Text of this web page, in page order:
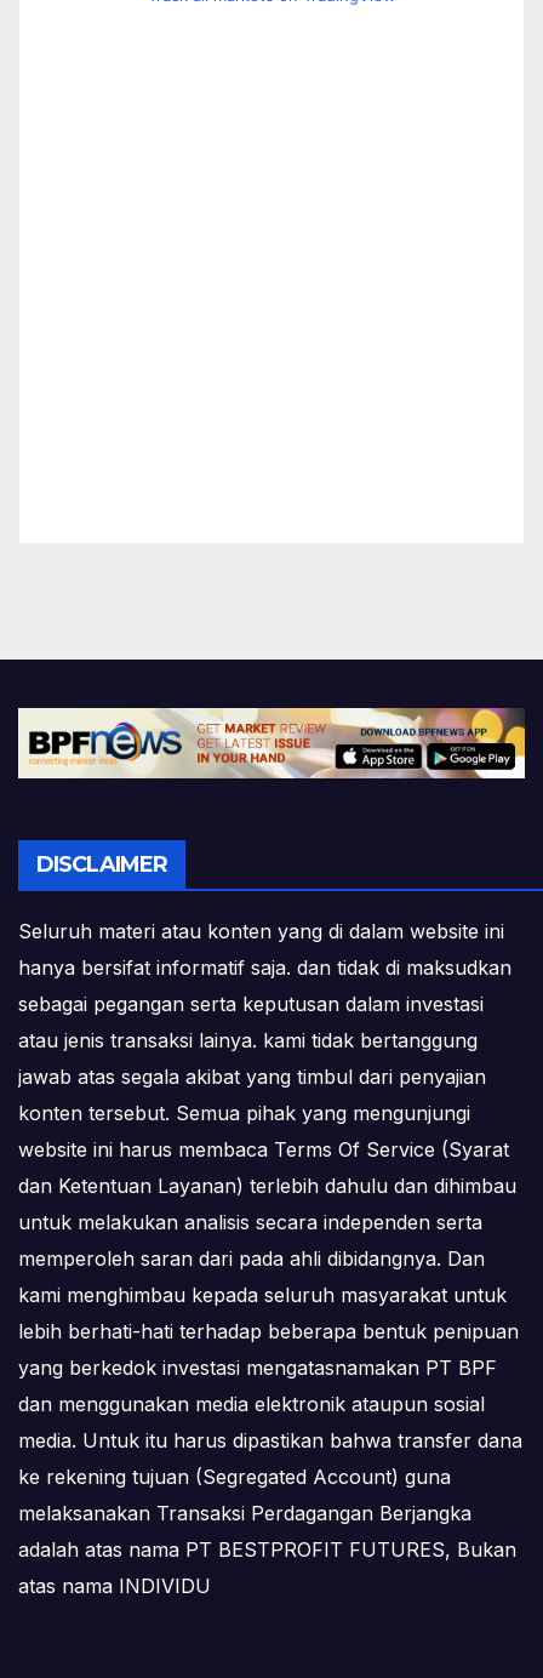
DISCLAIMER
Seluruh materi atau konten yang di dalam website ini
hanya bersifat informatif saja. dan tidak di maksudkan
sebagai pegangan serta keputusan dalam investasi
atau jenis transaksi lainya. kami tidak bertanggung
jawab atas segala akibat yang timbul dari penyajian
konten tersebut. Semua pihak yang mengunjungi
website ini harus membaca Terms Of Service (Syarat
dan Ketentuan Layanan) terlebih dahulu dan dihimbau
untuk melakukan analisis secara independen serta
memperoleh saran dari pada ahli dibidangnya. Dan
kami menghimbau kepada seluruh masyarakat untuk
lebih berhati-hati terhadap beberapa bentuk penipuan
yang berkedok investasi mengatasnamakan PT BPF
dan menggunakan media elektronik ataupun sosial
media. Untuk itu harus dipastikan bahwa transfer dana
ke rekening tujuan (Segregated Account) guna
melaksanakan Transaksi Perdagangan Berjangka
adalah atas nama PT BESTPROFIT FUTURES, Bukan
atas nama INDIVIDU